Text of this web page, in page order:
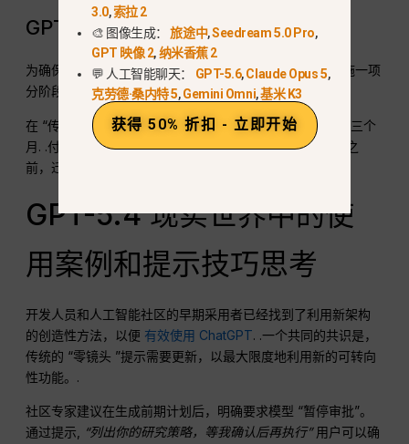
GPT-5.2 的分阶段退休时间表思考
为确保依赖旧工作流程的企业平稳过渡，OpenAI 正在实施一项
分阶段退役计划. .GPT-5.2 思考不会在一夜之间消失。.
在 “传统机型 ”栏目下的机型选择器中，该机型可使用整整三个
月. .付费用户在2026 年 6 月 5 日, 在 GPT-5.2 全面退役之
前，迁移其提示和工作流程
GPT-5.4 现实世界中的使
用案例和提示技巧思考
开发人员和人工智能社区的早期采用者已经找到了利用新架构
的创造性方法，以便 有效使用 ChatGPT. .一个共同的共识是，
传统的 “零镜头 ”提示需要更新，以最大限度地利用新的可转向
性功能。.
社区专家建议在生成前期计划后，明确要求模型 “暂停审批”。
通过提示,
“列出你的研究策略，等我确认后再执行”用户可以确
3.0,索拉 2
🎨 图像生成：旅途中,Seedream 5.0 Pro,
GPT 映像 2,纳米香蕉 2
💬 人工智能聊天： GPT-5.6,Claude Opus 5,
克劳德·桑内特 5,Gemini Omni,基米 K3
获得 50% 折扣 - 立即开始